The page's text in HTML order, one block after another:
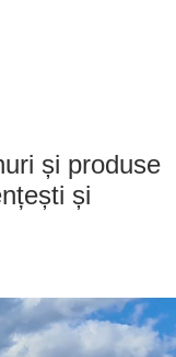
și produse
și